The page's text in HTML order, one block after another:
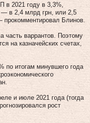
в 2021 году в 3,3%,
— в 2,4 млрд грн, или 2,5
Блинов.
часть варрантов. Поэтому
на казначейских счетах,
по итогам минувшего года
и июле 2021 года (тогда
рост